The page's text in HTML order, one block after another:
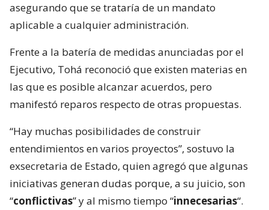
asegurando que se trataría de un mandato
aplicable a cualquier administración.
Frente a la batería de medidas anunciadas por el
Ejecutivo, Tohá reconoció que existen materias en
las que es posible alcanzar acuerdos, pero
manifestó reparos respecto de otras propuestas.
“Hay muchas posibilidades de construir
entendimientos en varios proyectos”, sostuvo la
exsecretaria de Estado, quien agregó que algunas
iniciativas generan dudas porque, a su juicio, son
“conflictivas” y al mismo tiempo “innecesarias“.